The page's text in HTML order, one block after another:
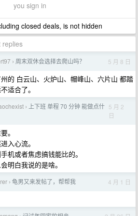
you sign in
closed deals, is not hidden
replies
› 周末双休会选择去爬山吗？ 5 月 8 日
的 白云山、火炉山、帽峰山、六片山 都踏
适合了。
›
上下班 单程 70 分钟 能做点什 5 月 2
日
。
入心流。
机或者焦虑搞钱能比的。
明白我说的是啥。
› 龟男又来发帖了，帮帮我 4 月 1 日